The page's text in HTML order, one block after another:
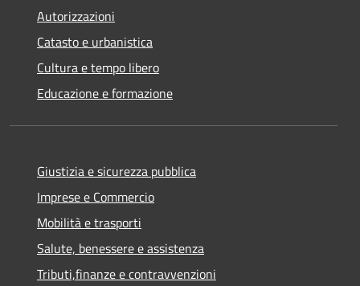
Autorizzazioni
Catasto e urbanistica
Cultura e tempo libero
Educazione e formazione
Giustizia e sicurezza pubblica
Imprese e Commercio
Mobilità e trasporti
Salute, benessere e assistenza
Tributi,finanze e contravvenzioni